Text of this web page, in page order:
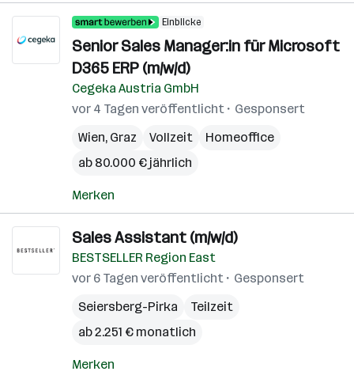
Einblicke
Senior Sales Manager:in für Microsoft
D365 ERP (m/w/d)
Cegeka Austria GmbH
vor 4 Tagen veröffentlicht
Gesponsert
Wien, Graz Vollzeit
Homeoffice
ab 80.000 € jährlich
Merken
Sales Assistant (m/w/d)
BESTSELLER Region East
vor 6 Tagen veröffentlicht
Gesponsert
Seiersberg-Pirka
Teilzeit
ab 2.251 € monatlich
Merken